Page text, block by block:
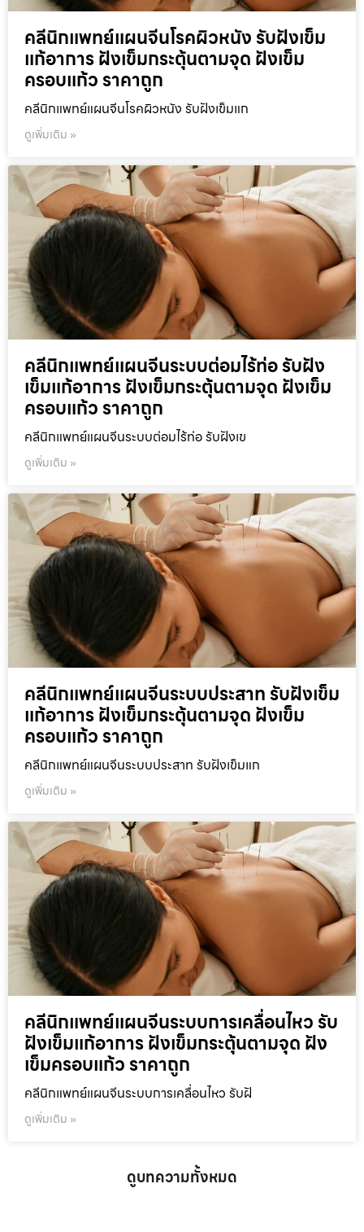
คลีนิกแพทย์แผนจีนโรคผิวหนัง รับฝังเข็ม
แก้อาการ ฝังเข็มกระตุ้นตามจุด ฝังเข็ม
ครอบแก้ว ราคาถูก
คลีนิกแพทย์แผนจีนโรคผิวหนัง รับฝังเข็มแก
ดูเพิ่มเติม »
คลีนิกแพทย์แผนจีนระบบต่อมไร้ท่อ รับฝัง
เข็มแก้อาการ ฝังเข็มกระตุ้นตามจุด ฝังเข็ม
ครอบแก้ว ราคาถูก
คลีนิกแพทย์แผนจีนระบบต่อมไร้ท่อ รับฝังเข
ดูเพิ่มเติม »
คลีนิกแพทย์แผนจีนระบบประสาท รับฝังเข็ม
แก้อาการ ฝังเข็มกระตุ้นตามจุด ฝังเข็ม
ครอบแก้ว ราคาถูก
คลีนิกแพทย์แผนจีนระบบประสาท รับฝังเข็มแก
ดูเพิ่มเติม »
คลีนิกแพทย์แผนจีนระบบการเคลื่อนไหว รับ
ฝังเข็มแก้อาการ ฝังเข็มกระตุ้นตามจุด ฝัง
เข็มครอบแก้ว ราคาถูก
คลีนิกแพทย์แผนจีนระบบการเคลื่อนไหว รับฝั
ดูเพิ่มเติม »
ดูบทความทั้งหมด